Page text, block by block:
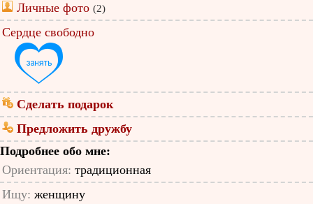
Личные фото (2)
Сердце свободно
Сделать подарок
Предложить дружбу
Подробнее обо мне:
Ориентация: традиционная
Ищу: женщину